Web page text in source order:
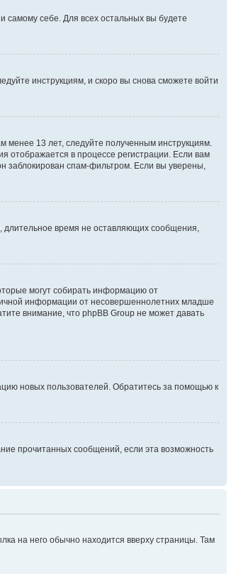
самому себе. Для всех остальных вы будете
инструкциям, и скоро вы снова сможете войти
менее 13 лет, следуйте полученным инструкциям.
отображается в процессе регистрации. Если вам
заблокирован спам-фильтром. Если вы уверены,
длительное время не оставляющих сообщения,
могут собирать информацию от
информации от несовершеннолетних младше
внимание, что phpBB Group не может давать
новых пользователей. Обратитесь за помощью к
прочитанных сообщений, если эта возможность
на него обычно находится вверху страницы. Там